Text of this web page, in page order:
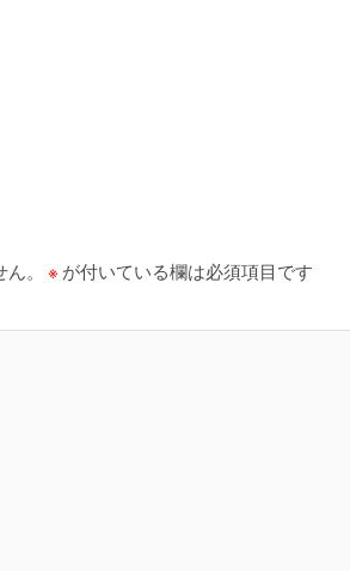
。 ※ が付いている欄は必須項目です